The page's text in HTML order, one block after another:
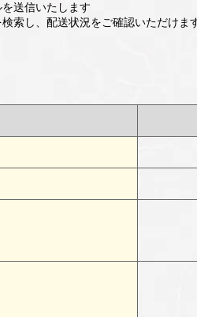
送信いたします
索し、配送状況をご確認いただけます